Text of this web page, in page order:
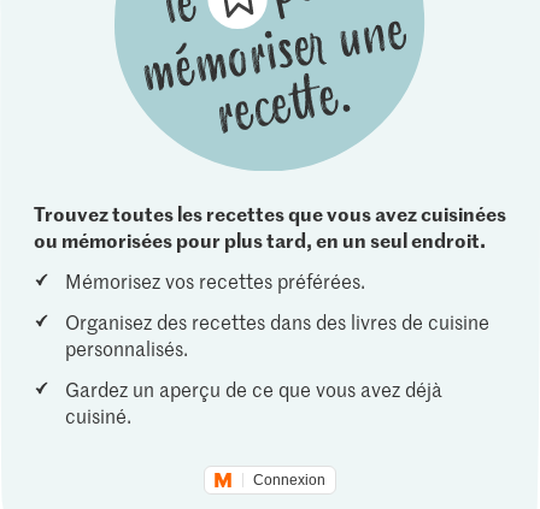
Trouvez toutes les recettes que vous avez cuisinées
ou mémorisées pour plus tard, en un seul endroit.
Mémorisez vos recettes préférées.
Organisez des recettes dans des livres de cuisine
personnalisés.
Gardez un aperçu de ce que vous avez déjà
cuisiné.
Connexion